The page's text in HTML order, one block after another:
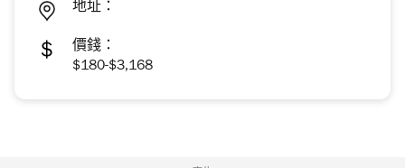
地址：
價錢：
$180-$3,168